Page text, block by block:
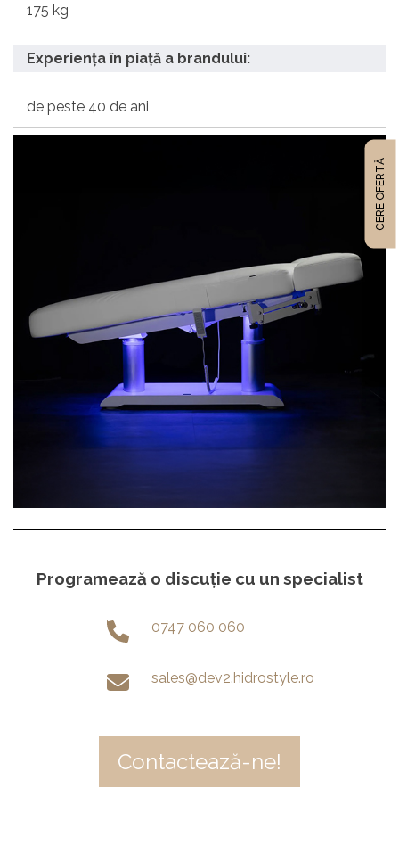
175 kg
Experiența în piață a brandului:
de peste 40 de ani
Programează o discuție cu un specialist
0747 060 060
sales@dev2.hidrostyle.ro
Contactează-ne!
CERE OFERTĂ